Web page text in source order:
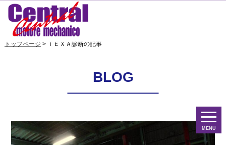
MENU
トップページ > ＴＥＸＡ診断の記事
BLOG